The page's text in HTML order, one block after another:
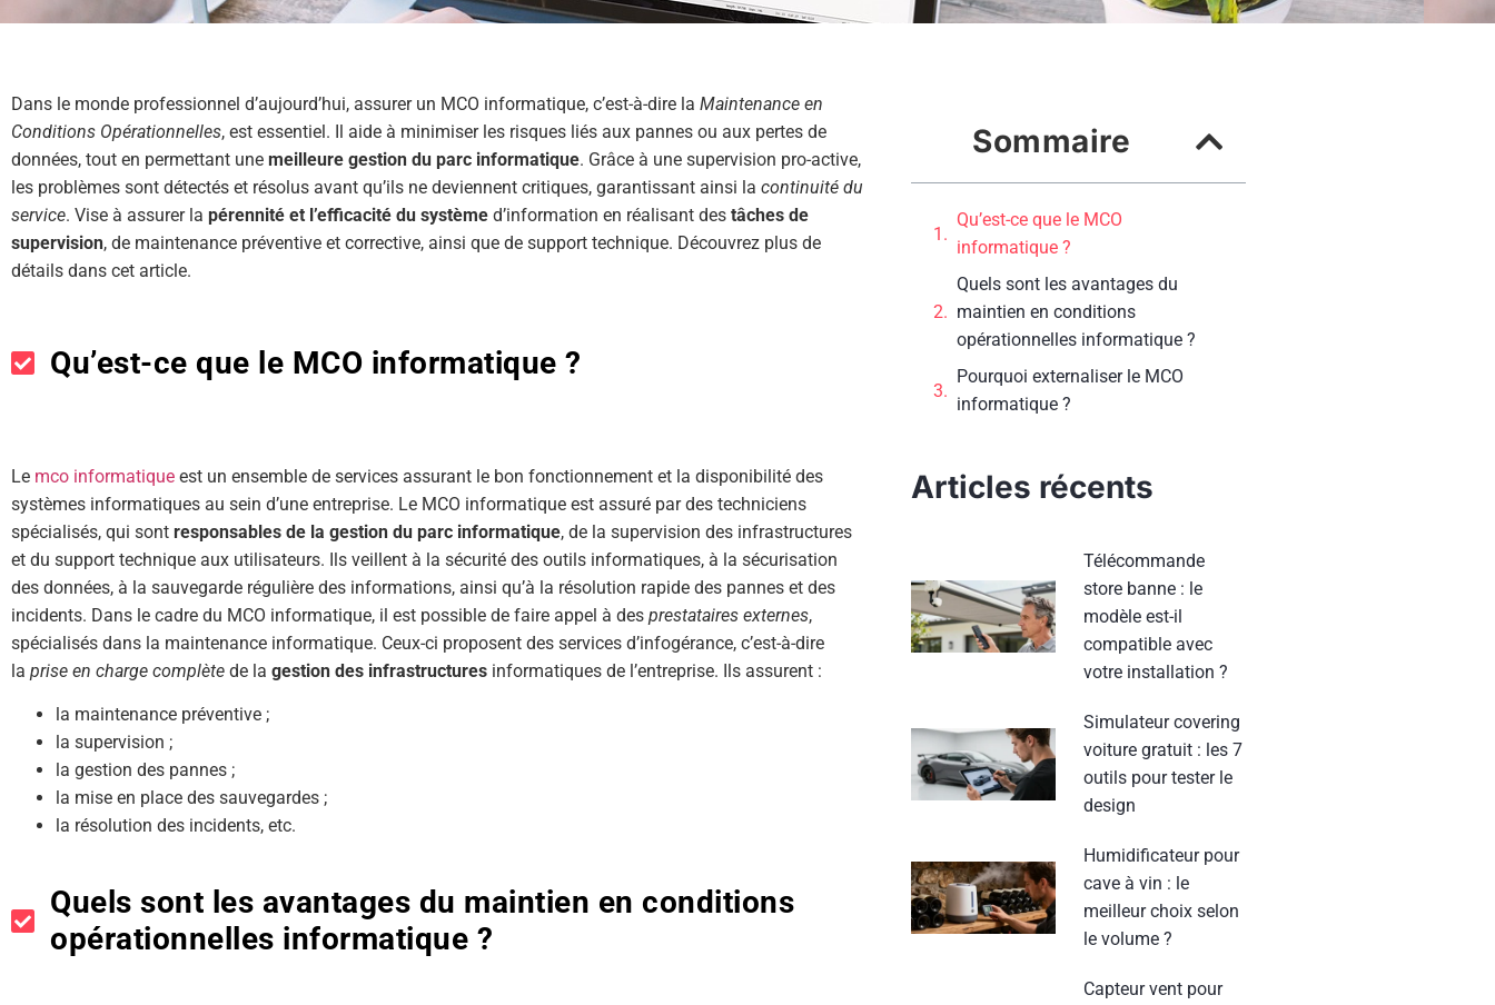
Dans le monde professionnel d’aujourd’hui, assurer un MCO informatique, c’est-à-dire la Maintenance en
Conditions Opérationnelles, est essentiel. Il aide à minimiser les risques liés aux pannes ou aux pertes de
données, tout en permettant une meilleure gestion du parc informatique. Grâce à une supervision pro-active,
les problèmes sont détectés et résolus avant qu’ils ne deviennent critiques, garantissant ainsi la continuité du
service. Vise à assurer la pérennité et l’efficacité du système d’information en réalisant des tâches de
supervision, de maintenance préventive et corrective, ainsi que de support technique. Découvrez plus de
détails dans cet article.
Qu’est-ce que le MCO informatique ?
Le mco informatique est un ensemble de services assurant le bon fonctionnement et la disponibilité des
systèmes informatiques au sein d’une entreprise. Le MCO informatique est assuré par des techniciens
spécialisés, qui sont responsables de la gestion du parc informatique, de la supervision des infrastructures
et du support technique aux utilisateurs. Ils veillent à la sécurité des outils informatiques, à la sécurisation
des données, à la sauvegarde régulière des informations, ainsi qu’à la résolution rapide des pannes et des
incidents. Dans le cadre du MCO informatique, il est possible de faire appel à des prestataires externes,
spécialisés dans la maintenance informatique. Ceux-ci proposent des services d’infogérance, c’est-à-dire
la prise en charge complète de la gestion des infrastructures informatiques de l’entreprise. Ils assurent :
la maintenance préventive ;
la supervision ;
la gestion des pannes ;
la mise en place des sauvegardes ;
la résolution des incidents, etc.
Quels sont les avantages du maintien en conditions
opérationnelles informatique ?
Sommaire
Qu’est-ce que le MCO
informatique ?
Quels sont les avantages du
maintien en conditions
opérationnelles informatique ?
Pourquoi externaliser le MCO
informatique ?
Articles récents
Télécommande
store banne : le
modèle est-il
compatible avec
votre installation ?
Simulateur covering
voiture gratuit : les 7
outils pour tester le
design
Humidificateur pour
cave à vin : le
meilleur choix selon
le volume ?
Capteur vent pour